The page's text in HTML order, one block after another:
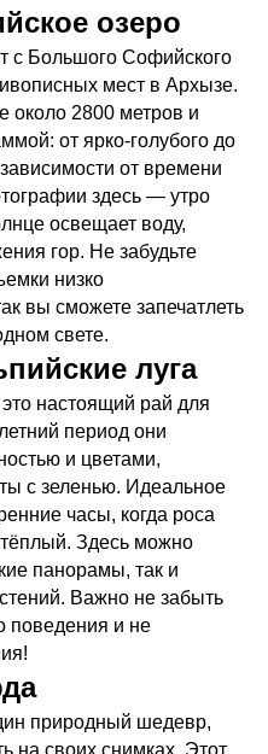
озеро
с Большого Софийского
мест в Архызе.
около 2800 метров и
от ярко-голубого до
от времени
здесь — утро
освещает воду,
гор. Не забудьте
низко
вы сможете запечатлеть
свете.
луга
настоящий рай для
период они
и цветами,
с зеленью. Идеальное
часы, когда роса
Здесь можно
панорамы, так и
Важно не забыть
поведения и не
природный шедевр,
на своих снимках. Этот